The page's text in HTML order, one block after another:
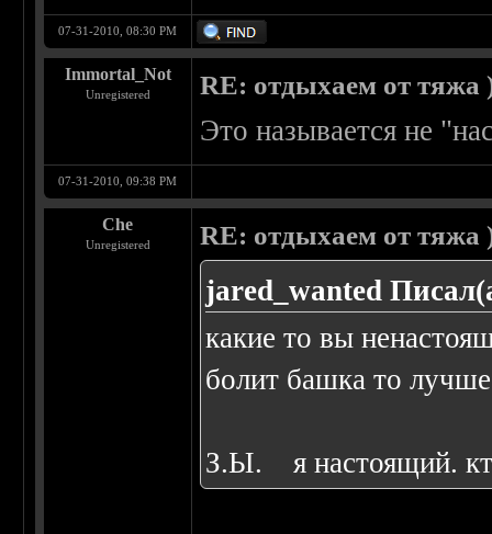
07-31-2010, 08:30 PM
Immortal_Not
Unregistered RE: отдыхаем от тяжа
Это называется не
07-31-2010, 09:38 PM
Che
Unregistered RE: отдыхаем от тяжа
jared_wanted
какие то вы
болит башка то
З.Ы. я настоящий.